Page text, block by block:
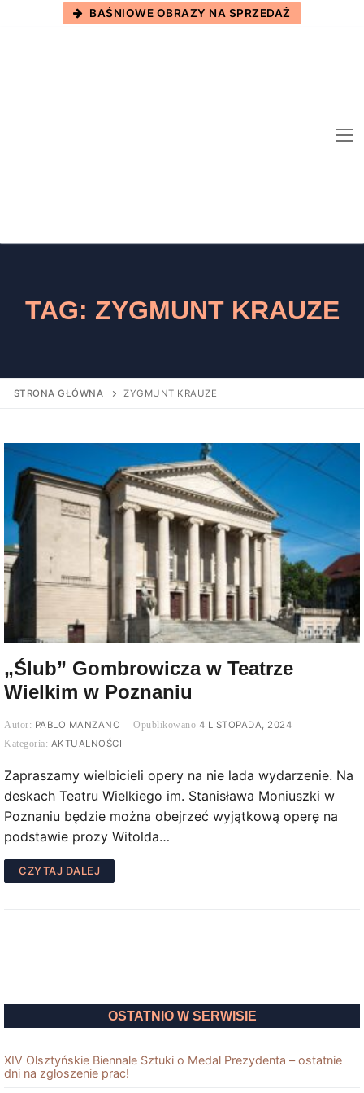
BAŚNIOWE OBRAZY NA SPRZEDAŻ
TAG: ZYGMUNT KRAUZE
STRONA GŁÓWNA ZYGMUNT KRAUZE
„Ślub” Gombrowicza w Teatrze
Wielkim w Poznaniu
PABLO MANZANO
4 LISTOPADA, 2024
AKTUALNOŚCI
Zapraszamy wielbicieli opery na nie lada wydarzenie. Na
deskach Teatru Wielkiego im. Stanisława Moniuszki w
Poznaniu będzie można obejrzeć wyjątkową operę na
podstawie prozy Witolda…
CZYTAJ DALEJ
OSTATNIO W SERWISIE
XIV Olsztyńskie Biennale Sztuki o Medal Prezydenta – ostatnie
dni na zgłoszenie prac!